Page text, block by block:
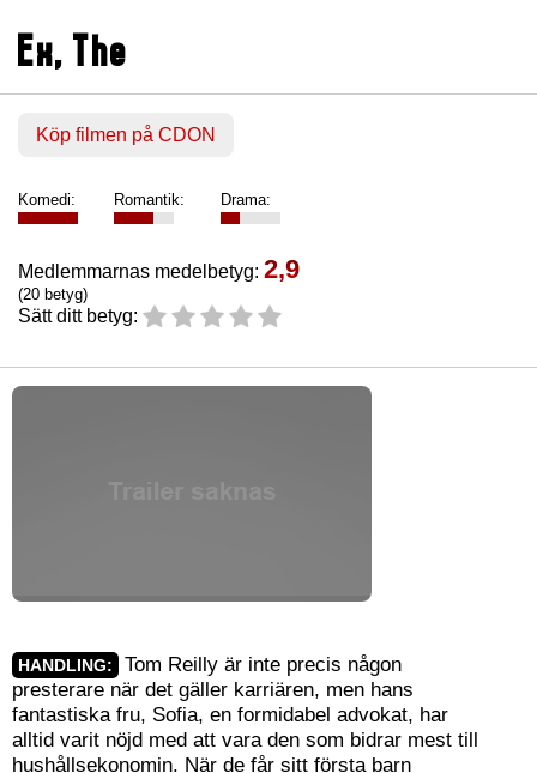
Ex, The
Köp filmen på CDON
Komedi: Romantik: Drama:
Medlemmarnas medelbetyg: 2,9
(20 betyg)
Sätt ditt betyg:
HANDLING:
Tom Reilly är inte precis någon
presterare när det gäller karriären, men hans
fantastiska fru, Sofia, en formidabel advokat, har
alltid varit nöjd med att vara den som bidrar mest till
hushållsekonomin. När de får sitt första barn